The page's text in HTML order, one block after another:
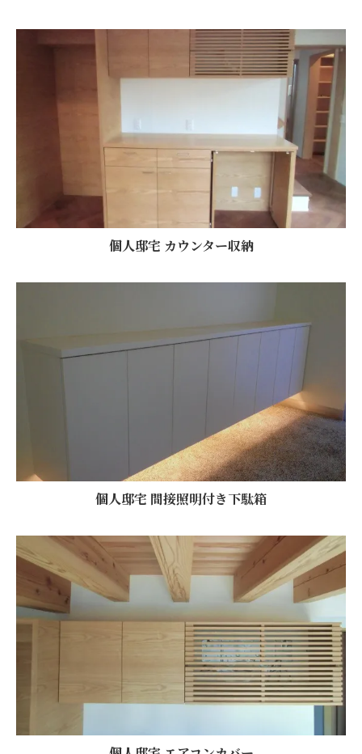
個人邸宅 カウンター収納
個人邸宅 間接照明付き下駄箱